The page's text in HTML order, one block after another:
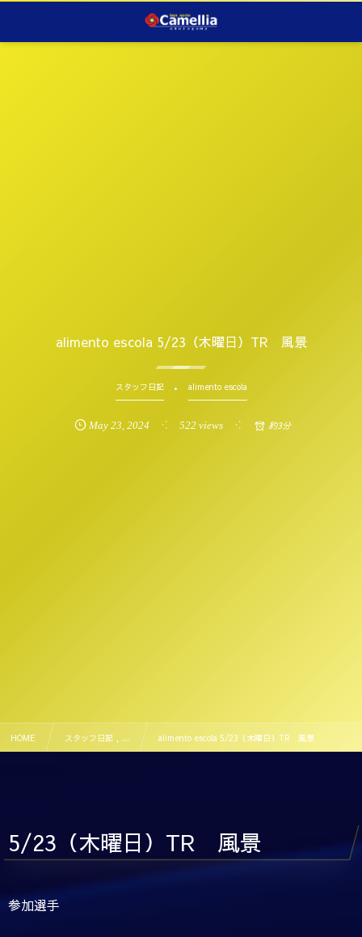
alimento escola 5/23（木曜日）TR 風景
スタッフ日記 alimento escola
May 23 ,2024 522 views 約3分
HOME スタッフ日記 , … alimento escola 5/23（木曜日）TR 風景
5/23（木曜日）TR 風景
参加選手